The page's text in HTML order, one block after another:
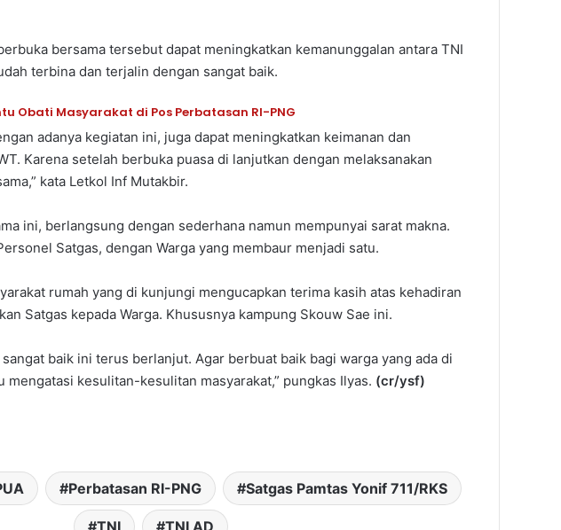
bersama tersebut dapat meningkatkan kemanunggalan antara TNI
terbina dan terjalin dengan sangat baik.
Obati Masyarakat di Pos Perbatasan RI-PNG
adanya kegiatan ini, juga dapat meningkatkan keimanan dan
Karena setelah berbuka puasa di lanjutkan dengan melaksanakan
kata Letkol Inf Mutakbir.
ini, berlangsung dengan sederhana namun mempunyai sarat makna.
Satgas, dengan Warga yang membaur menjadi satu.
rumah yang di kunjungi mengucapkan terima kasih atas kehadiran
Satgas kepada Warga. Khususnya kampung Skouw Sae ini.
baik ini terus berlanjut. Agar berbuat baik bagi warga yang ada di
mengatasi kesulitan-kesulitan masyarakat,” pungkas Ilyas. (cr/ysf)
Perbatasan RI-PNG Satgas Pamtas Yonif 711/RKS